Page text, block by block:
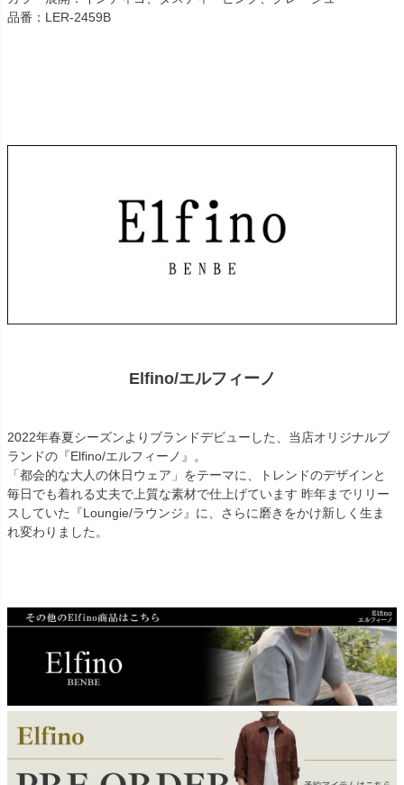
品番：LER-2459B
Elfino/エルフィーノ
2022年春夏シーズンよりブランドデビューした、当店オリジナルブ
ランドの『Elfino/エルフィーノ』。
「都会的な大人の休日ウェア」をテーマに、トレンドのデザインと
毎日でも着れる丈夫で上質な素材で仕上げています 昨年までリリー
スしていた『Loungie/ラウンジ』に、さらに磨きをかけ新しく生ま
れ変わりました。